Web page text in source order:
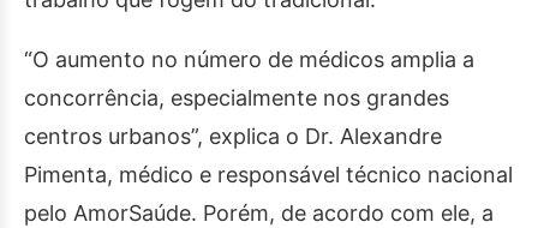
“O aumento no número de médicos amplia a
concorrência, especialmente nos grandes
centros urbanos”, explica o Dr. Alexandre
Pimenta, médico e responsável técnico nacional
pelo AmorSaúde. Porém, de acordo com ele, a